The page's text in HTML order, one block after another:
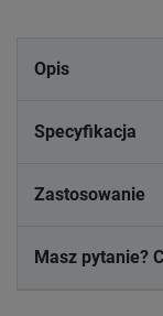
Opis
Specyfikacja
Zastosowanie
Masz pytanie?